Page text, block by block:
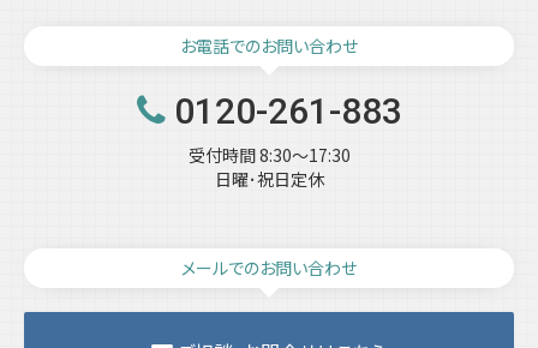
お電話でのお問い合わせ
0120-261-883
受付時間 8:30～17:30
日曜･祝日定休
メールでのお問い合わせ